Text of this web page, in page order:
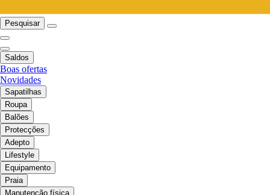
Pesquisar
Saldos
Boas ofertas
Novidades
Sapatilhas
Roupa
Balões
Protecções
Adepto
Lifestyle
Equipamento
Praia
Manutenção física